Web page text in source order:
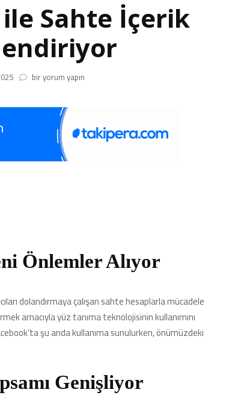
Sahte İçerik
Google
Güçlendiriyor
bir yorum yapın
Önlemler Alıyor
dolandırmaya çalışan sahte hesaplarla mücadele
amacıyla yüz tanıma teknolojisinin kullanımını
şu anda kullanıma sunulurken, önümüzdeki
Genişliyor